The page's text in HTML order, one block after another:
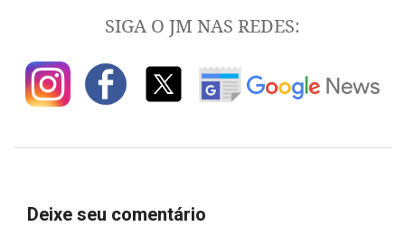
SIGA O JM NAS REDES:
Deixe seu comentário